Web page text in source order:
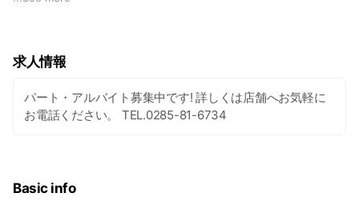
求人情報
パート・アルバイト募集中です! 詳しくは店舗へお気軽に
お電話ください。 TEL.0285-81-6734
Basic info